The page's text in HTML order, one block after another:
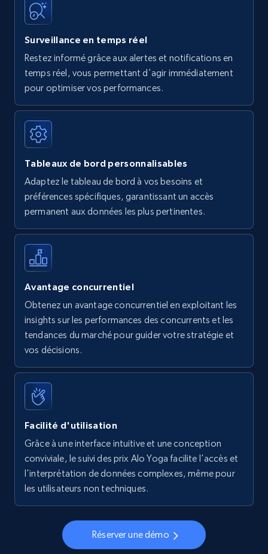
Surveillance en temps réel
Restez informé grâce aux alertes et notifications en
temps réel, vous permettant d'agir immédiatement
pour optimiser vos performances.
Tableaux de bord personnalisables
Adaptez le tableau de bord à vos besoins et
préférences spécifiques, garantissant un accès
permanent aux données les plus pertinentes.
Avantage concurrentiel
Obtenez un avantage concurrentiel en exploitant les
insights sur les performances des concurrents et les
tendances du marché pour guider votre stratégie et
vos décisions.
Facilité d'utilisation
Grâce à une interface intuitive et une conception
conviviale, le suivi des prix Alo Yoga facilite l'accès et
l'interprétation de données complexes, même pour
les utilisateurs non techniques.
Réserver une démo